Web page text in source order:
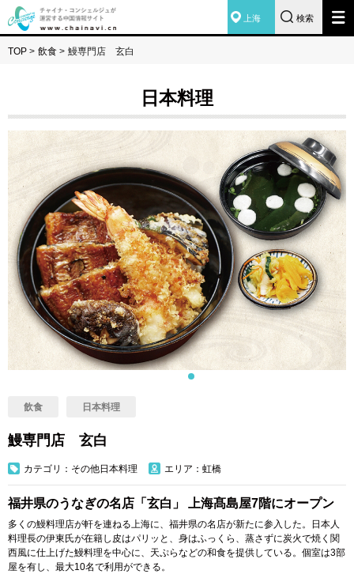
上海 検索
TOP > 飲食 > 鰻専門店 玄白
日本料理
飲食 日本料理
鰻専門店 玄白
カテゴリ：その他日本料理 エリア：虹橋
福井県のうなぎの名店「玄白」 上海髙島屋7階にオープン
多くの鰻料理店が軒を連ねる上海に、福井県の名店が新たに参入した。日本人
料理長の伊東氏が在籍し皮はパリッと、身はふっくら、蒸さずに炭火で焼く関
西風に仕上げた鰻料理を中心に、天ぷらなどの和食を提供している。個室は3部
屋を有し、最大10名で利用ができる。